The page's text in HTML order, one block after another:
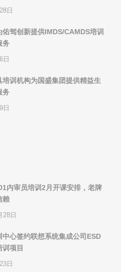
日
驾创新提供IMDS/CAMDS培训
务
日
培训机构为国盛集团提供精益生
务
日
内审员培训2月开课安排，老牌
赖
28日
中心签约联想系统集成公司ESD
项目
日